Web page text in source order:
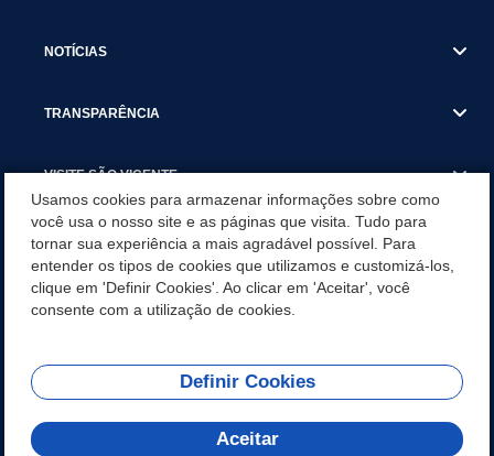
NOTÍCIAS
TRANSPARÊNCIA
VISITE SÃO VICENTE
SÃO VICENTE REFORÇA REDE DE PROTEÇÃO ÀS MULHERES
DURANTE O AGOSTO LILÁS COM AÇÕES DE
CONSCIENTIZAÇÃO E ACOLHIMENTO
REDES SOCIAIS
Usamos cookies para armazenar informações sobre como
você usa o nosso site e as páginas que visita. Tudo para
tornar sua experiência a mais agradável possível. Para
entender os tipos de cookies que utilizamos e customizá-los,
clique em 'Definir Cookies'. Ao clicar em 'Aceitar', você
consente com a utilização de cookies.
Definir Cookies
Aceitar
Olá! Como
posso te ajudar?